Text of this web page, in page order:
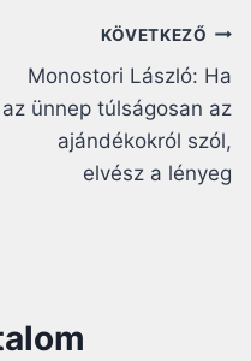
KÖVETKEZŐ
Monostori László: Ha
az ünnep túlságosan az
ajándékokról szól,
elvész a lényeg